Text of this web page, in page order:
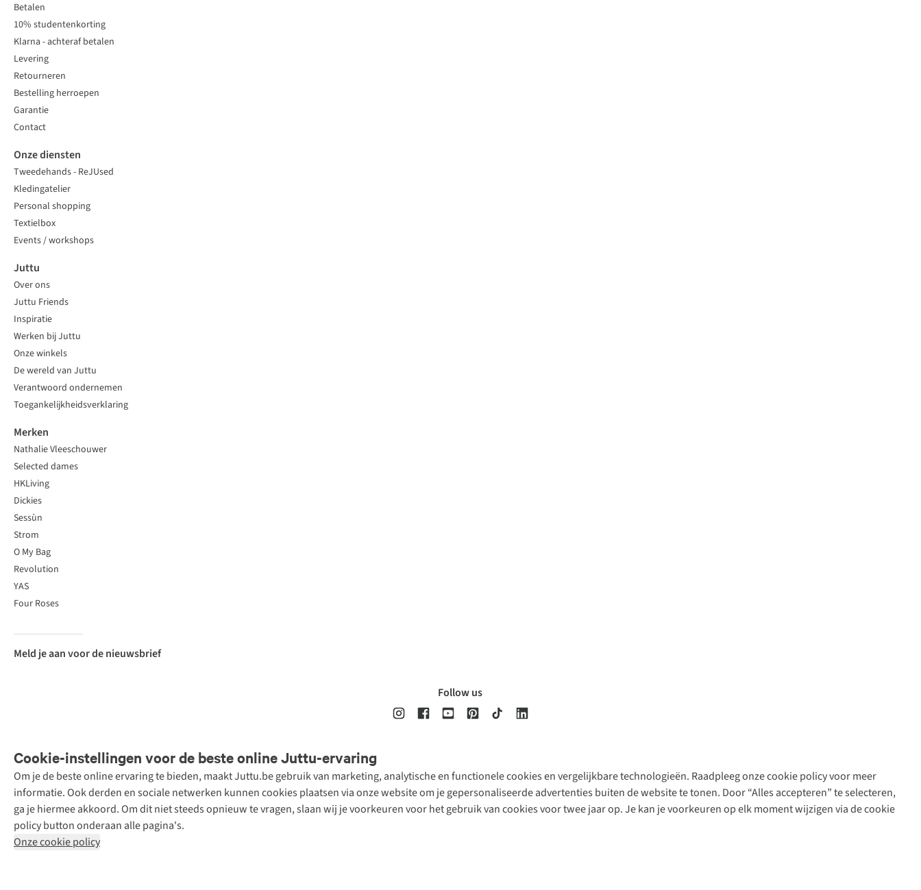
Cookie-instellingen voor de beste online Juttu-ervaring
Om je de beste online ervaring te bieden, maakt Juttu.be gebruik van marketing, analytische en functionele cookies en vergelijkbare technologieën. Raadpleeg onze cookie policy voor meer
informatie. Ook derden en sociale netwerken kunnen cookies plaatsen via onze website om je gepersonaliseerde advertenties buiten de website te tonen. Door “Alles accepteren” te selecteren,
ga je hiermee akkoord. Om dit niet steeds opnieuw te vragen, slaan wij je voorkeuren voor het gebruik van cookies voor twee jaar op. Je kan je voorkeuren op elk moment wijzigen via de cookie
policy button onderaan alle pagina's.
Onze cookie policy
Betalen
10% studentenkorting
Klarna - achteraf betalen
Levering
Retourneren
Bestelling herroepen
Garantie
Contact
Onze diensten
Tweedehands - ReJUsed
Kledingatelier
Personal shopping
Textielbox
Events / workshops
Juttu
Over ons
Juttu Friends
Inspiratie
Werken bij Juttu
Onze winkels
De wereld van Juttu
Verantwoord ondernemen
Toegankelijkheidsverklaring
Merken
Nathalie Vleeschouwer
Selected dames
HKLiving
Dickies
Sessùn
Strom
O My Bag
Revolution
YAS
Four Roses
Meld je aan voor de nieuwsbrief
Follow us
Disclaimer Privacy Policy
Retail Concepts
N.V.,
Smallandlaan
9, 2660